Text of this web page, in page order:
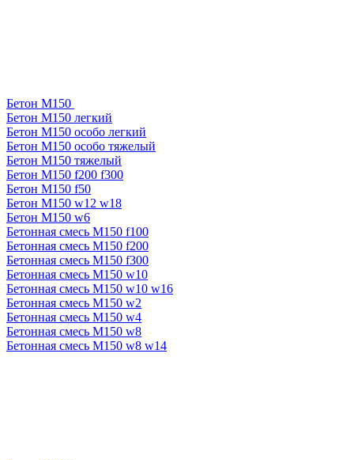
Бетон М150
Бетон М150 легкий
Бетон М150 особо легкий
Бетон М150 особо тяжелый
Бетон М150 тяжелый
Бетон М150 f200 f300
Бетон М150 f50
Бетон М150 w12 w18
Бетон М150 w6
Бетонная смесь М150 f100
Бетонная смесь М150 f200
Бетонная смесь М150 f300
Бетонная смесь М150 w10
Бетонная смесь М150 w10 w16
Бетонная смесь М150 w2
Бетонная смесь М150 w4
Бетонная смесь М150 w8
Бетонная смесь М150 w8 w14